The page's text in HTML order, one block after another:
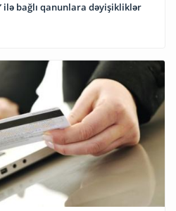
ilə bağlı qanunlara dəyişikliklər